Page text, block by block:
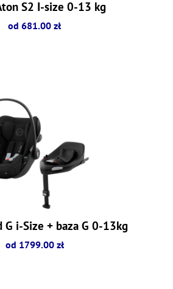
S2 I-size 0-13 kg
od 681.00 zł
G i-Size + baza G 0-13kg
od 1799.00 zł